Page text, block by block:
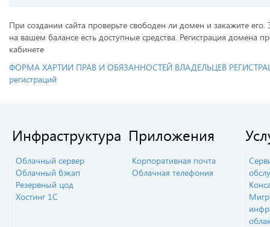
При создании сайта проверьте свободен ли домен и закажите
на вашем балансе есть доступные средства. Регистрация
кабинете
ФОРМА ХАРТИИ ПРАВ И ОБЯЗАННОСТЕЙ ВЛАДЕЛЬЦЕВ
регистраций
Инфраструктура
Облачный сервер
Облачный бэкап
Резервный цод
Хостинг 1С
Приложения
Корпоративная почта
Облачная телефония